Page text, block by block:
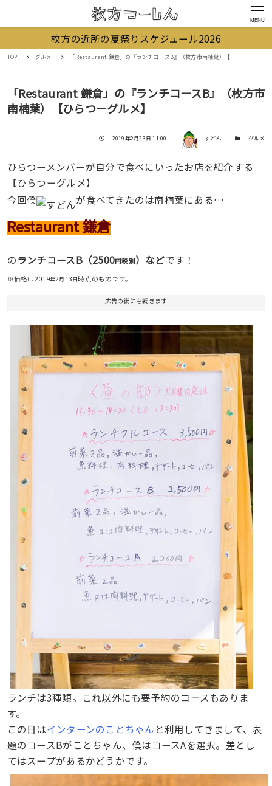
MENU
枚方の近所の夏祭りスケジュール2026
TOP グルメ 「Restaurant 鎌倉」の『ランチコースB』（枚方市南楠葉）【ひらつーグルメ】
「Restaurant 鎌倉」の『ランチコースB』（枚方市
南楠葉）【ひらつーグルメ】
投稿日
2019年2月23日 11:00 著者 すどん カテゴリー
グルメ
ひらつーメンバーが自分で食べにいったお店を紹介する
【ひらつーグルメ】
今回僕
が食べてきたのは南楠葉にある…
Restaurant 鎌倉
のランチコースB（2500円税別）などです！
※価格は2019年2月 13日時点のものです。
広告の後にも続きます
ランチは3種類。これ以外にも要予約のコースもありま
す。
この日はインターンのことちゃん と利用してきまして、表
題のコースBがことちゃん、僕はコースAを選択。差とし
てはスープがあるかどうかです。